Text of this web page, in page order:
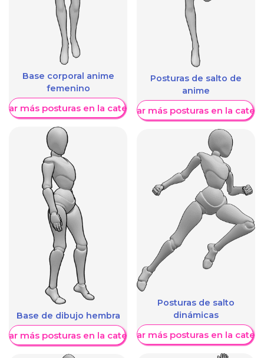
Base corporal anime
femenino
más posturas en la categoría
Base de dibujo hembra
más posturas en la categoría
Posturas de salto de
anime
Mostrar más posturas en la
Posturas de salto
dinámicas
Mostrar más posturas en la